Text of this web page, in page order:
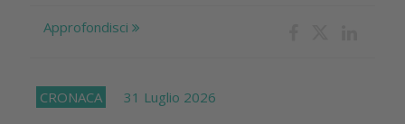
Approfondisci
CRONACA 31 Luglio 2026